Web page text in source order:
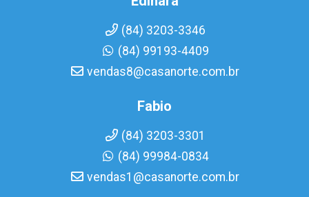
(84) 3203-3346
(84) 99193-4409
vendas8@casanorte.com.br
Fabio
(84) 3203-3301
(84) 99984-0834
vendas1@casanorte.com.br